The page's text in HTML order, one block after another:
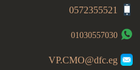
0572355521
VP.CMO@dfc.eg